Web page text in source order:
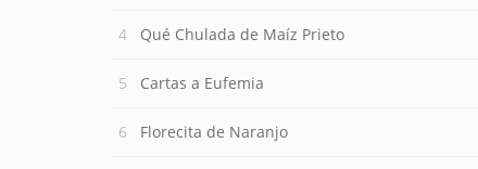
Qué Chulada de Maíz Prieto
Cartas a Eufemia
Florecita de Naranjo